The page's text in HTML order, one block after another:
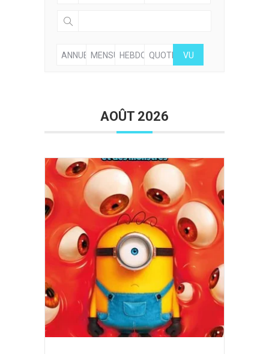
ANNUELLEMENSUELLEHEBDOMADAIRE
QUOTIDIENNE
VU
AOÛT 2026